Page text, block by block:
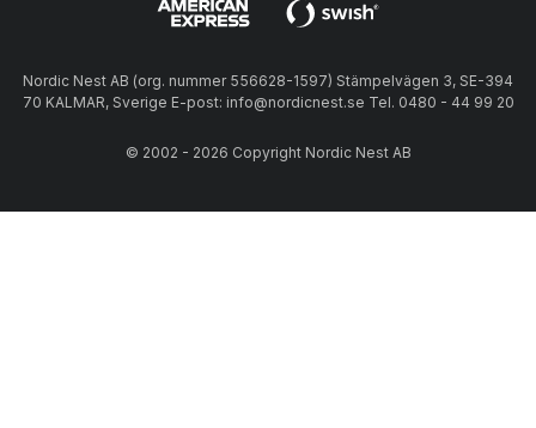
Nordic Nest AB (org. nummer 556628-1597) Stämpelvägen 3, SE-394
70 KALMAR, Sverige E-post: info@nordicnest.se Tel. 0480 - 44 99 20
© 2002 - 2026 Copyright Nordic Nest AB